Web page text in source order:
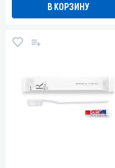
В КОРЗИНУ